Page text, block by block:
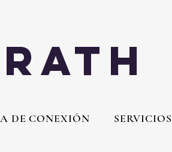
DE CONEXIÓN SERVICIOS